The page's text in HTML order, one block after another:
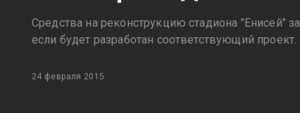
Средства на реконструкцию стадиона "Енисей"
если будет разработан соответствующий проект.
24 февраля 2015